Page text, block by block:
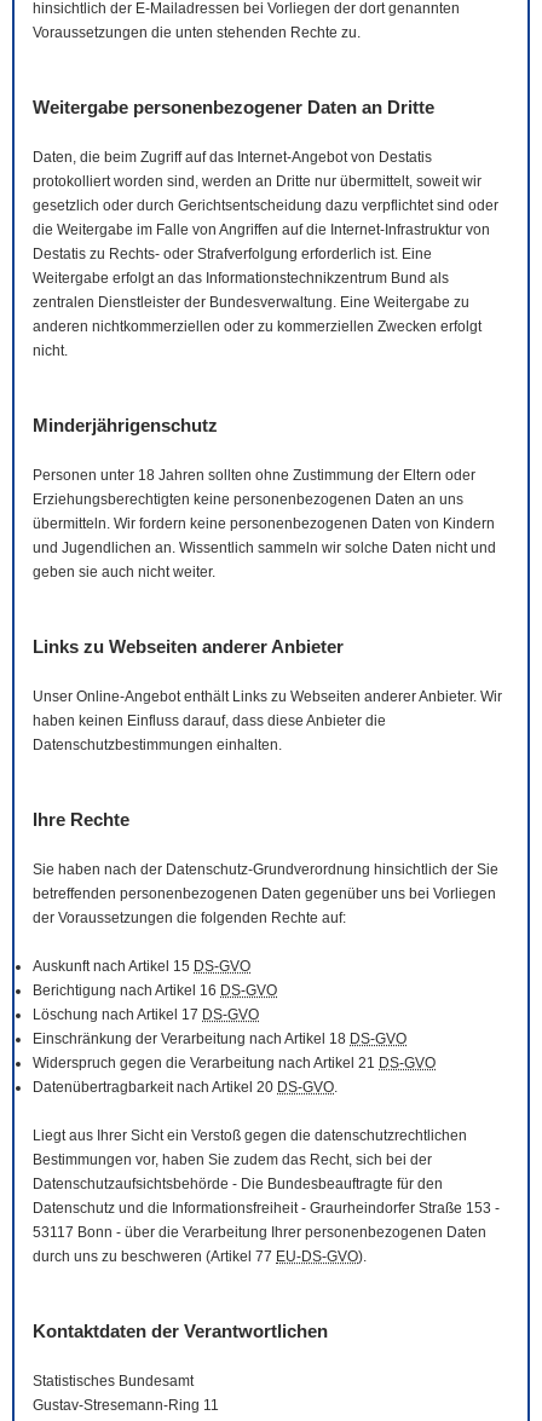
hinsichtlich der E-Mail adressen bei Vorliegen der dort genannten
Voraussetzungen die unten stehenden Rechte zu.
Weitergabe personenbezogener Daten an Dritte
Daten, die beim Zugriff auf das Internet-Angebot von Destatis
protokolliert worden sind, werden an Dritte nur übermittelt, soweit wir
gesetzlich oder durch Gerichtsentscheidung dazu verpflichtet sind oder
die Weitergabe im Falle von Angriffen auf die Internet-Infrastruktur von
Destatis zu Rechts- oder Strafverfolgung erforderlich ist. Eine
Weitergabe erfolgt an das Informationstechnikzentrum Bund als
zentralen Dienstleister der Bundesverwaltung. Eine Weitergabe zu
anderen nichtkommerziellen oder zu kommerziellen Zwecken erfolgt
nicht.
Minderjährigenschutz
Personen unter 18 Jahren sollten ohne Zustimmung der Eltern oder
Erziehungsberechtigten keine personenbezogenen Daten an uns
übermitteln. Wir fordern keine personenbezogenen Daten von Kindern
und Jugendlichen an. Wissentlich sammeln wir solche Daten nicht und
geben sie auch nicht weiter.
Links zu Webseiten anderer Anbieter
Unser Online-Angebot enthält Links zu Webseiten anderer Anbieter. Wir
haben keinen Einfluss darauf, dass diese Anbieter die
Datenschutzbestimmungen einhalten.
Ihre Rechte
Sie haben nach der Datenschutz-Grundverordnung hinsichtlich der Sie
betreffenden personenbezogenen Daten gegenüber uns bei Vorliegen
der Voraussetzungen die folgenden Rechte auf:
Auskunft nach Artikel 15 DS-GVO
Berichtigung nach Artikel 16 DS-GVO
Löschung nach Artikel 17 DS-GVO
Einschränkung der Verarbeitung nach Artikel 18 DS-GVO
Widerspruch gegen die Verarbeitung nach Artikel 21 DS-GVO
Datenübertragbarkeit nach Artikel 20 DS-GVO.
Liegt aus Ihrer Sicht ein Verstoß gegen die datenschutzrechtlichen
Bestimmungen vor, haben Sie zudem das Recht, sich bei der
Datenschutzaufsichtsbehörde - Die Bundesbeauftragte für den
Datenschutz und die Informationsfreiheit - Graurheindorfer Straße 153 -
53117 Bonn - über die Verarbeitung Ihrer personenbezogenen Daten
durch uns zu beschweren (Artikel 77 EU-DS-GVO).
Kontaktdaten der Verantwortlichen
Statistisches Bundesamt
Gustav-Stresemann-Ring 11